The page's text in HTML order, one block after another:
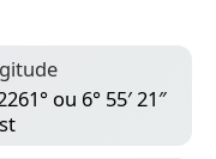
ou 6° 55′ 21″